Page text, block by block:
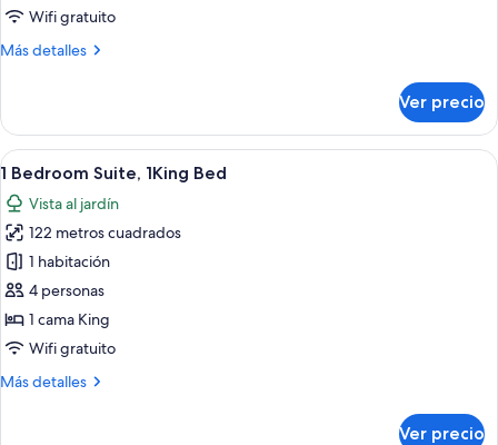
Ocean
1
Wifi gratuito
Más detalles
Más
Suite
Ocean
View
King
Bed
Ver precio
Abrir
todas
las
fotos
de
1
Bedroom
Suite,
Bed
Una cocina moderna con una isla
18
1 Bedroom Suite, 1King Bed
Vista al jardín
122 metros cuadrados
1 habitación
4 personas
1 cama King
Wifi gratuito
Más detalles
Más
Ver precio